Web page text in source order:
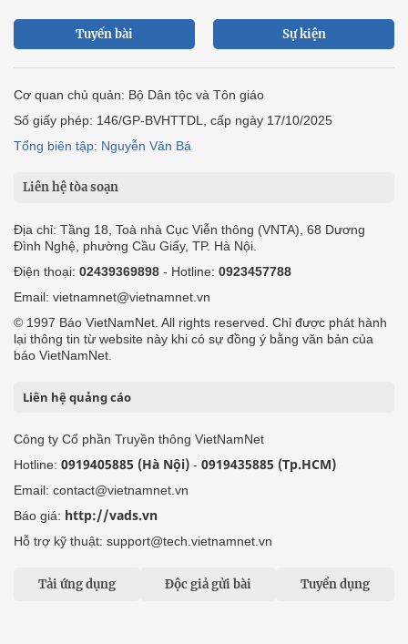
Tuyến bài Sự kiện
Cơ quan chủ quản: Bộ Dân tộc và Tôn giáo
Số giấy phép: 146/GP-BVHTTDL, cấp ngày 17/10/2025
Tổng biên tập: Nguyễn Văn Bá
Liên hệ tòa soạn
Địa chỉ: Tầng 18, Toà nhà Cục Viễn thông (VNTA), 68 Dương
Đình Nghệ, phường Cầu Giấy, TP. Hà Nội.
Điện thoại: 02439369898 - Hotline: 0923457788
Email: vietnamnet@vietnamnet.vn
© 1997 Báo VietNamNet. All rights reserved. Chỉ được phát hành
lại thông tin từ website này khi có sự đồng ý bằng văn bản của
báo VietNamNet.
Liên hệ quảng cáo
Công ty Cổ phần Truyền thông VietNamNet
Hotline: 0919405885 (Hà Nội) - 0919435885 (Tp.HCM)
Email: contact@vietnamnet.vn
Báo giá: http://vads.vn
Hỗ trợ kỹ thuật: support@tech.vietnamnet.vn
Tải ứng dụng Độc giả gửi bài Tuyển dụng